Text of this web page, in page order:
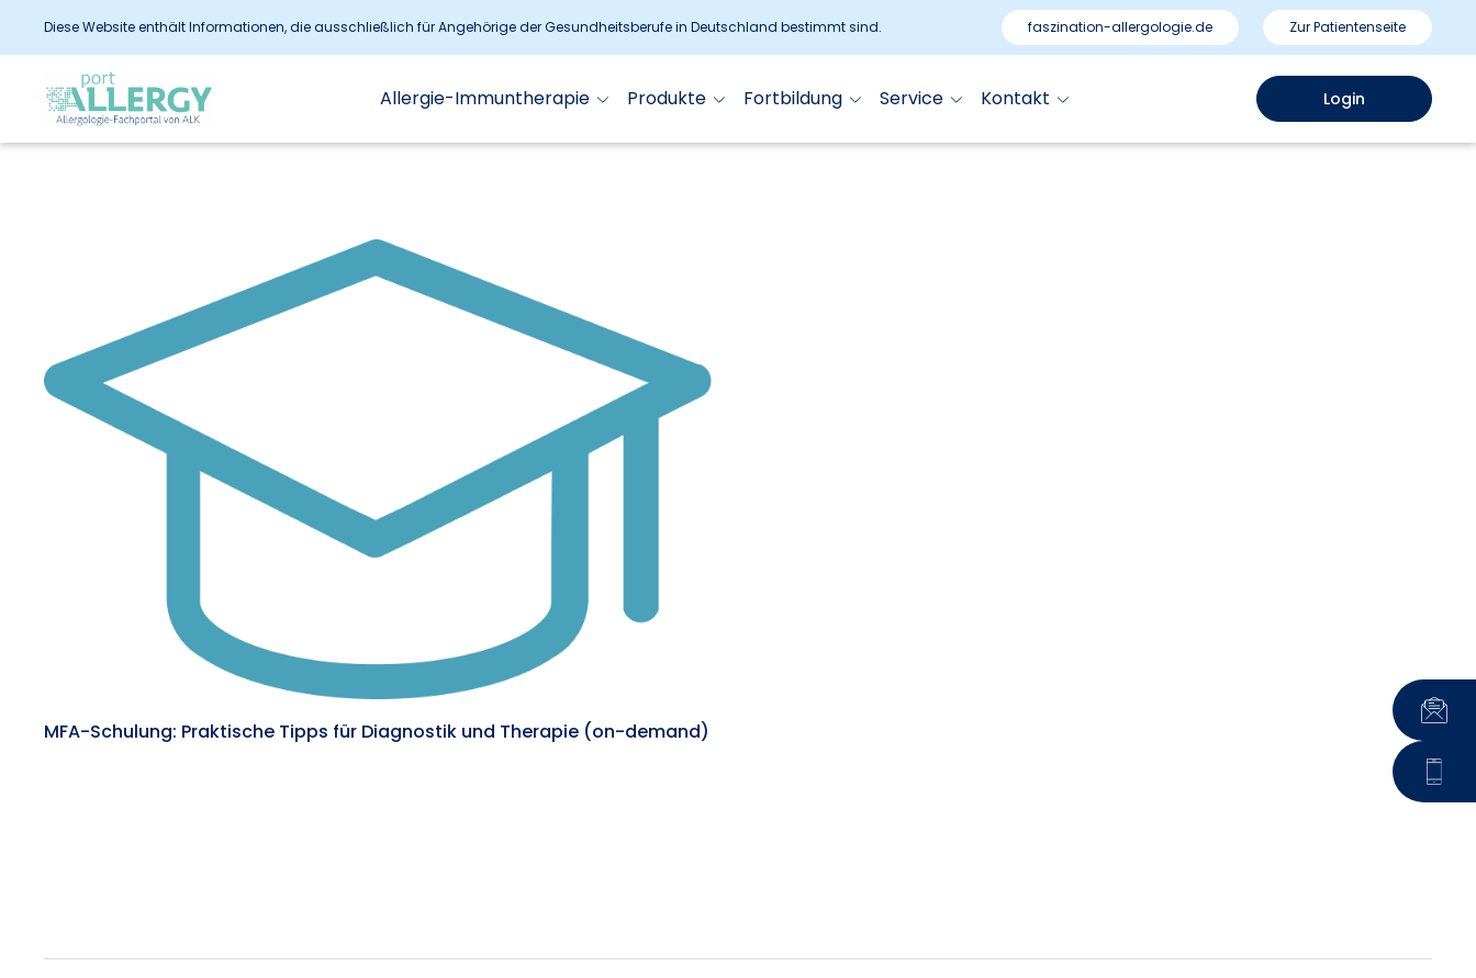
Diese Website enthält Informationen, die ausschließlich für Angehörige der Gesundheitsberufe in Deutschland bestimmt sind. faszination-allergologie.de Zur Patientenseite
Allergie-Immuntherapie Produkte Fortbildung Service Kontakt Login
MFA-Schulung: Praktische Tipps für Diagnostik und Therapie (on-demand)